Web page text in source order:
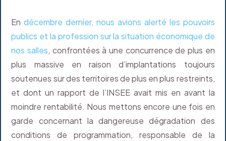
Endécembre dernier, nous avions alerté les pouvoirs
publics et la profession sur la situation économique de
nos salles, confrontées à une concurrence de plus en
plus massive en raison d’implantations toujours
soutenues sur des territoires de plus en plus restreints,
et dont un rapport de l’INSEE avait mis en avant la
moindre rentabilité. Nous mettons encore une fois en
garde concernant la dangereuse dégradation des
conditions de programmation, responsable de la